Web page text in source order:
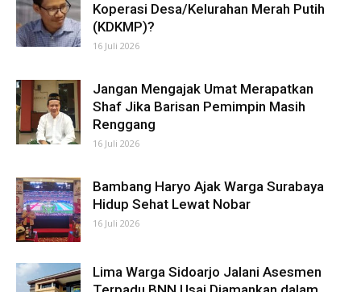
Koperasi Desa/Kelurahan Merah Putih
(KDKMP)?
16 Juli 2026
Jangan Mengajak Umat Merapatkan
Shaf Jika Barisan Pemimpin Masih
Renggang
16 Juli 2026
Bambang Haryo Ajak Warga Surabaya
Hidup Sehat Lewat Nobar
16 Juli 2026
Lima Warga Sidoarjo Jalani Asesmen